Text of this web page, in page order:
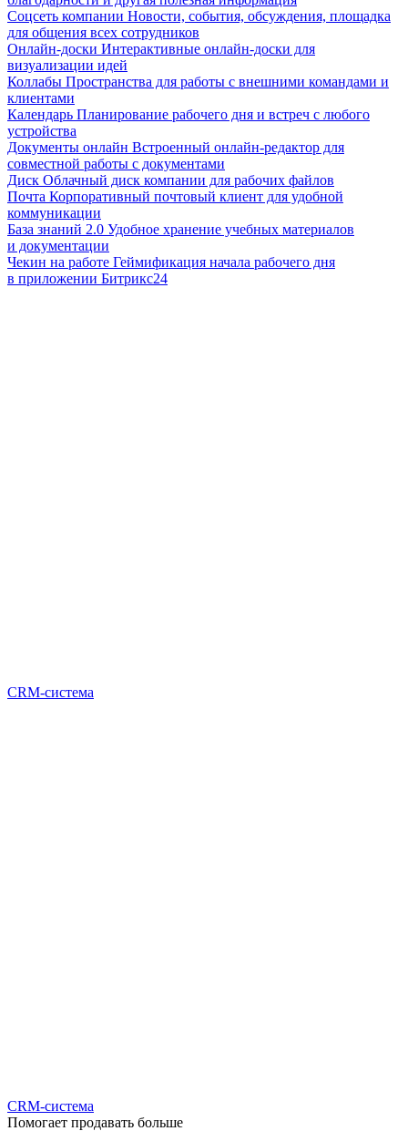
Соцсеть компании Новости, события, обсуждения, площадка
для общения всех сотрудников
Онлайн-доски Интерактивные онлайн-доски для
визуализации идей
Коллабы Пространства для работы с внешними командами и
клиентами
Календарь Планирование рабочего дня и встреч с любого
устройства
Документы онлайн Встроенный онлайн-редактор для
совместной работы с документами
Диск Облачный диск компании для рабочих файлов
Почта Корпоративный почтовый клиент для удобной
коммуникации
База знаний 2.0 Удобное хранение учебных материалов
и документации
Чекин на работе Геймификация начала рабочего дня
в приложении Битрикс24
CRM-система
CRM-система
Помогает продавать больше